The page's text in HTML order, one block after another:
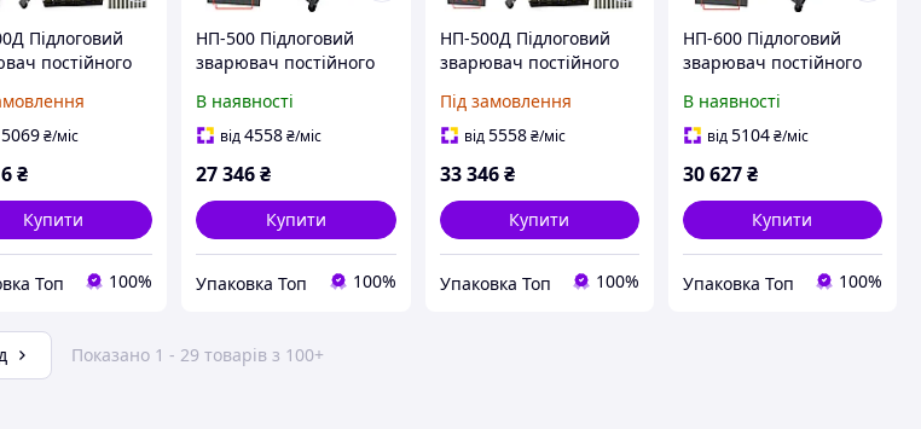
Підлоговий
постійного
дати (
5069₴/міс
₴
Купити
Топ 100%
НП-500 Підлоговий
зварювач постійного
В наявності
від4558₴/міс
27 346₴
Купити
Упаковка Топ 100%
НП-500Д Підлоговий
зварювач постійного
простановкою дати (
Єврошов)
Під замовлення
від5558 ₴/міс
33 346 ₴
Купити
Упаковка Топ 100%
НП-600 Підлоговий
зварювач постійного
В наявності
від5104₴/міс
30 627₴
Купити
Упаковка Топ 100%
Показано 1 - 29 товарів з 100+